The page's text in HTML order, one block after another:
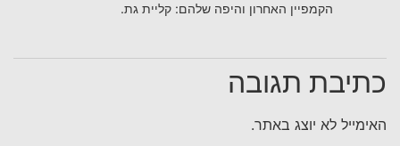
הקמפיין האחרון והיפה שלהם: קליית גת.
כתיבת תגובה
האימייל לא יוצג באתר.